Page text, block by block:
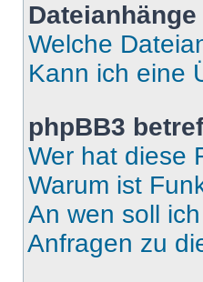
Dateianhänge
Welche
Kann ich eine
phpBB3
Wer hat diese
Warum ist
An wen soll
Anfragen zu